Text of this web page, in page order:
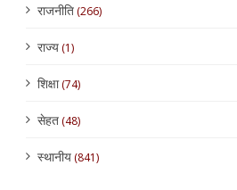
राजनीति(266)
राज्य(1)
शिक्षा(74)
सेहत(48)
स्थानीय(841)